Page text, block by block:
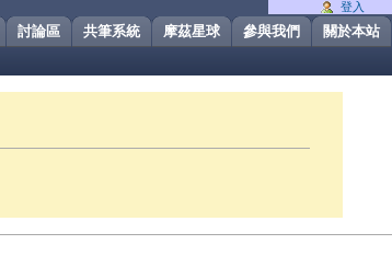
關於本站
參與我們
摩茲星球
共筆系統
討論區
登入